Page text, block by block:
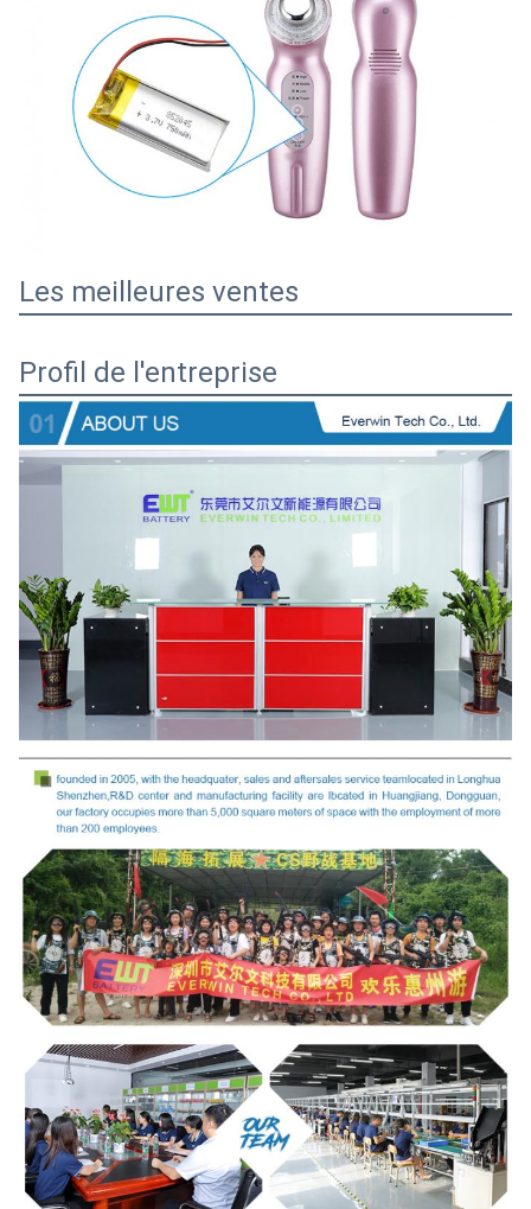
Les meilleures ventes
Profil de l'entreprise